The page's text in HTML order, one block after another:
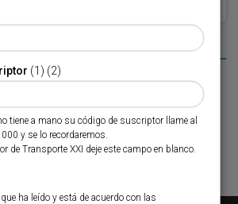
con la puesta en marcha de una
en oferta ro-pax
el puerto de Pasajes cayó un 7% hasta
(1) (2)
tiene a mano su código de suscriptor llame al
y se lo recordaremos.
de Transporte XXI deje este campo en blanco.
ha leído y está de acuerdo con las